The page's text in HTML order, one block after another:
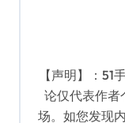
【声明】：
论仅代表作者
场。如您发现